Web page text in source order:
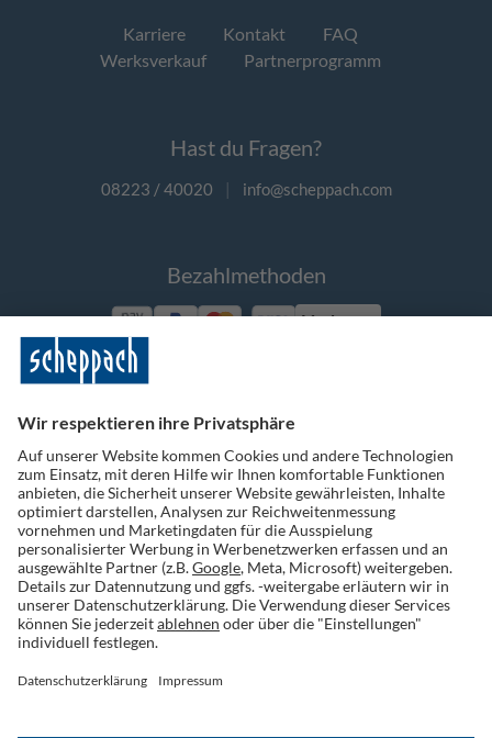
Karriere Kontakt
FAQ
Werksverkauf
Partnerprogramm
Hast du Fragen?
08223 / 40020 | info@scheppach.com
Bezahlmethoden
Vorkasse
Folge uns auf Social Media